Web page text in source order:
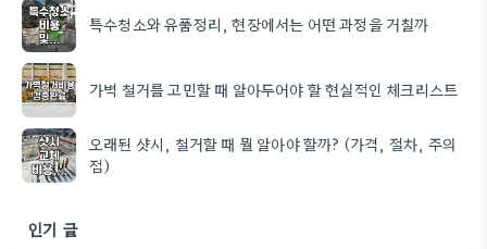
특수청소와 유품정리, 현장에서는 어떤 과정을 거칠까
가벽 철거를 고민할 때 알아두어야 할 현실적인 체크리스트
오래된 샷시, 철거할 때 뭘 알아야 할까? (가격, 절차, 주의
점)
인기 글